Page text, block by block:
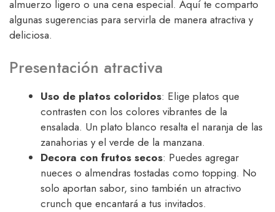
almuerzo ligero o una cena especial. Aquí te comparto
algunas sugerencias para servirla de manera atractiva y
deliciosa.
Presentación atractiva
Uso de platos coloridos: Elige platos que
contrasten con los colores vibrantes de la
ensalada. Un plato blanco resalta el naranja de las
zanahorias y el verde de la manzana.
Decora con frutos secos: Puedes agregar
nueces o almendras tostadas como topping. No
solo aportan sabor, sino también un atractivo
crunch que encantará a tus invitados.